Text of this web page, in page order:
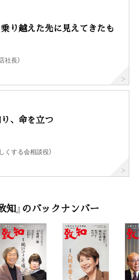
り越えた先に見えてきたも
社長）
、命を立つ
くする会相談役）
知』のバックナンバー